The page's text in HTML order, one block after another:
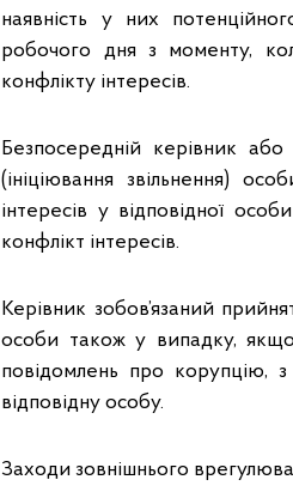
наявність у них
робочого дня з моменту,
конфлікту інтересів.
Безпосередній керівник
(ініціювання звільнення)
інтересів у відповідної
конфлікт інтересів.
Керівник зобов’язаний
особи також у випадку, якщо
повідомлень про корупцію,
відповідну особу.
Заходи зовнішнього